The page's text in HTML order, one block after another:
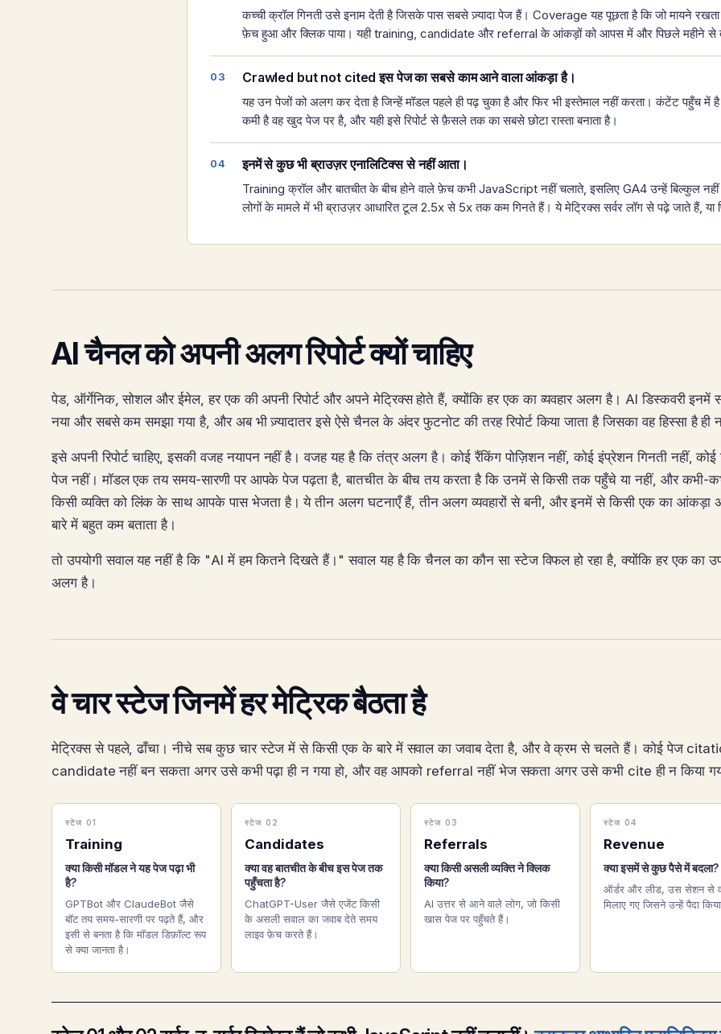
कच्ची क्रॉल गिनती उसे इनाम देती है जिसके पास सबसे ज़्यादा पेज हैं। Coverage यह पूछता है कि जो मायने रखता
फ़ेच हुआ और क्लिक पाया। यही training, candidate और referral के आंकड़ों को आपस में और पिछले महीने से
Crawled but not cited इस पेज का सबसे काम आने वाला आंकड़ा है।
यह उन पेजों को अलग कर देता है जिन्हें मॉडल पहले ही पढ़ चुका है और फिर भी इस्तेमाल नहीं करता। कंटेंट पहुँच में
कमी है वह खुद पेज पर है, और यही इसे रिपोर्ट से फ़ैसले तक का सबसे छोटा रास्ता बनाता है।
इनमें से कुछ भी ब्राउज़र एनालिटिक्स से नहीं आता।
Training क्रॉल और बातचीत के बीच होने वाले फ़ेच कभी JavaScript नहीं चलाते, इसलिए GA4 उन्हें बिल्कुल
लोगों के मामले में भी ब्राउज़र आधारित टूल 2.5x से 5x तक कम गिनते हैं। ये मेट्रिक्स सर्वर लॉग से पढ़े जाते हैं, या
AI चैनल को अपनी अलग रिपोर्ट क्यों चाहिए
पेड, ऑर्गेनिक, सोशल और ईमेल, हर एक की अपनी रिपोर्ट और अपने मेट्रिक्स होते हैं, क्योंकि हर एक का व्यवहार अलग है। AI डिस्कवरी इनमें
नया और सबसे कम समझा गया है, और अब भी ज़्यादातर इसे ऐसे चैनल के अंदर फुटनोट की तरह रिपोर्ट किया जाता है जिसका वह हिस्सा है ही
इसे अपनी रिपोर्ट चाहिए, इसकी वजह नयापन नहीं है। वजह यह है कि तंत्र अलग है। कोई रैंकिंग पोज़िशन नहीं, कोई इंप्रेशन गिनती नहीं, कोई
पेज नहीं। मॉडल एक तय समय-सारणी पर आपके पेज पढ़ता है, बातचीत के बीच तय करता है कि उनमें से किसी तक पहुँचे या नहीं, और कभी-
किसी व्यक्ति को लिंक के साथ आपके पास भेजता है। ये तीन अलग घटनाएँ हैं, तीन अलग व्यवहारों से बनी, और इनमें से किसी एक का
बारे में बहुत कम बताता है।
तो उपयोगी सवाल यह नहीं है कि "AI में हम कितने दिखते हैं।" सवाल यह है कि चैनल का कौन सा स्टेज विफल हो रहा है, क्योंकि हर एक का
अलग है।
वे चार स्टेज जिनमें हर मेट्रिक बैठता है
मेट्रिक्स से पहले, ढाँचा। नीचे सब कुछ चार स्टेज में से किसी एक के बारे में सवाल का जवाब देता है, और वे क्रम से चलते हैं। कोई पेज
candidate नहीं बन सकता अगर उसे कभी पढ़ा ही न गया हो, और वह आपको referral नहीं भेज सकता अगर उसे कभी cite ही न किया
स्टेज 01
Training
क्या किसी मॉडल ने यह पेज पढ़ा भी
है?
GPTBot और ClaudeBot जैसे
बॉट तय समय-सारणी पर पढ़ते हैं, और
इसी से बनता है कि मॉडल डिफ़ॉल्ट रूप
से क्या जानता है।
स्टेज 02
Candidates
क्या वह बातचीत के बीच इस पेज तक
पहुँचता है?
ChatGPT-User जैसे एजेंट किसी
के असली सवाल का जवाब देते समय
लाइव फ़ेच करते हैं।
स्टेज 03
Referrals
क्या किसी असली व्यक्ति ने क्लिक
किया?
AI उत्तर से आने वाले लोग, जो किसी
खास पेज पर पहुँचते हैं।
स्टेज 04
Revenue
क्या इसमें से कुछ पैसे में बदला?
ऑर्डर और लीड, उस सेशन से
मिलाए गए जिसने उन्हें पैदा